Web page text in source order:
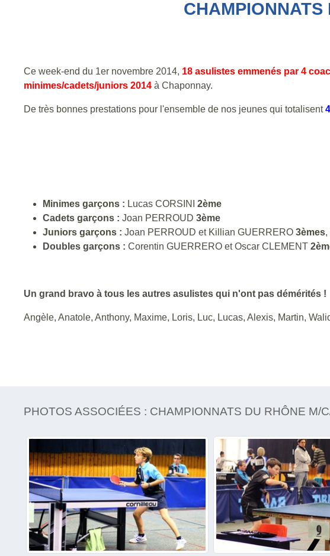
CHAMPIONNATS
Ce week-end du 1er novembre 2014, 18 asulistes emmenés par 4
minimes/cadets/juniors 2014 à Chaponnay.
De très bonnes prestations pour l'ensemble de nos jeunes qui totalisent
Minimes garçons : Lucas CORSINI 2ème
Cadets garçons : Joan PERROUD 3ème
Juniors garçons : Joan PERROUD et Killian GUERRERO 3èmes,
Doubles garçons : Corentin GUERRERO et Oscar CLEMENT
Un grand bravo à tous les autres asulistes qui n'ont pas démérités !
Angèle, Anatole, Anthony, Maxime, Loris, Luc, Lucas, Alexis, Martin,
PHOTOS ASSOCIÉES : CHAMPIONNATS DU RHÔNE M/